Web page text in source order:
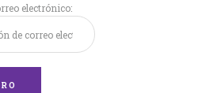
electrónico: